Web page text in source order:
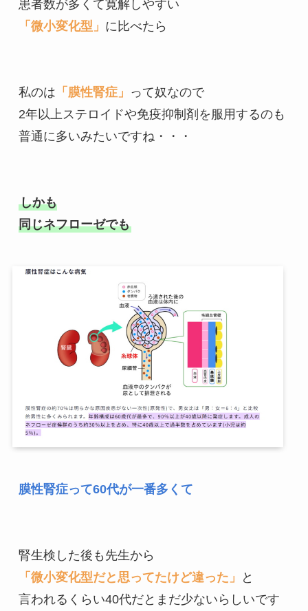
「微小変化型」 に比べたら
私のは 「膜性腎症」 って奴なので
2年以上ステロイドや免疫抑制剤を服用するのも
普通に多いみたいですね・・・
しかも
同じネフローゼでも
膜性腎症って60代が一番多くて
「微小変化型だと思ってたけど違った」
と
言われるくらい40代だとまだ少ないらしいです